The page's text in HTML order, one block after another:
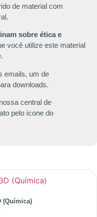
de material com
sobre ética e
você utilize este material
emails, um de
downloads.
central de
pelo ícone do
(Química)